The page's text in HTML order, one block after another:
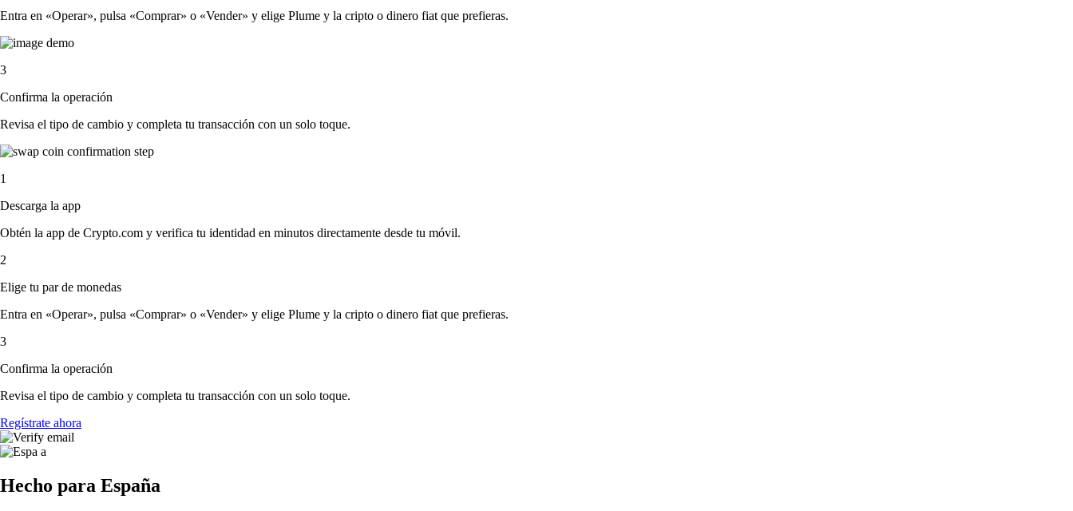
Entra en «Operar», pulsa «Comprar» o «Vender» y elige Plume y la cripto o dinero fiat que prefieras.
3
Confirma la operación
Revisa el tipo de cambio y completa tu transacción con un solo toque.
1
Descarga la app
Obtén la app de Crypto.com y verifica tu identidad en minutos directamente desde tu móvil.
2
Elige tu par de monedas
Entra en «Operar», pulsa «Comprar» o «Vender» y elige Plume y la cripto o dinero fiat que prefieras.
3
Confirma la operación
Revisa el tipo de cambio y completa tu transacción con un solo toque.
Regístrate ahora
Hecho para España